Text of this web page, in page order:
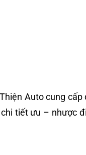
Auto cung cấp
tiết ưu – nhược